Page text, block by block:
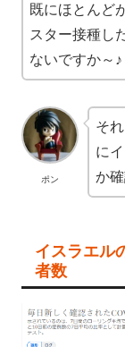
既にほとんど
スター接種し
ないですか～♪
ポン
そ
に
か
イスラエル
者数